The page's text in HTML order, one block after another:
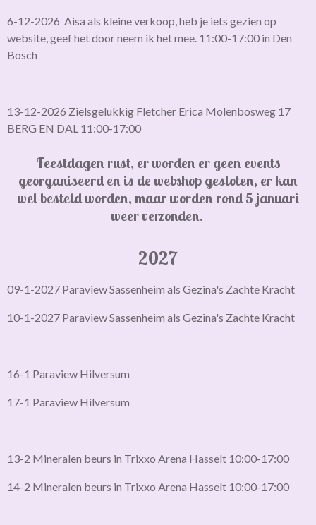
6-12-2026 Aisa als kleine verkoop, heb je iets gezien op
website, geef het door neem ik het mee. 11:00-17:00 in Den
Bosch
13-12-2026 Zielsgelukkig Fletcher Erica Molenbosweg 17
BERG EN DAL 11:00-17:00
Feestdagen rust, er worden er geen events
georganiseerd en is de webshop gesloten, er kan
wel besteld worden, maar worden rond 5 januari
weer verzonden.
2027
09-1-2027 Paraview Sassenheim als Gezina's Zachte Kracht
10-1-2027 Paraview Sassenheim als Gezina's Zachte Kracht
16-1 Paraview Hilversum
17-1 Paraview Hilversum
13-2 Mineralen beurs in Trixxo Arena Hasselt 10:00-17:00
14-2 Mineralen beurs in Trixxo Arena Hasselt 10:00-17:00